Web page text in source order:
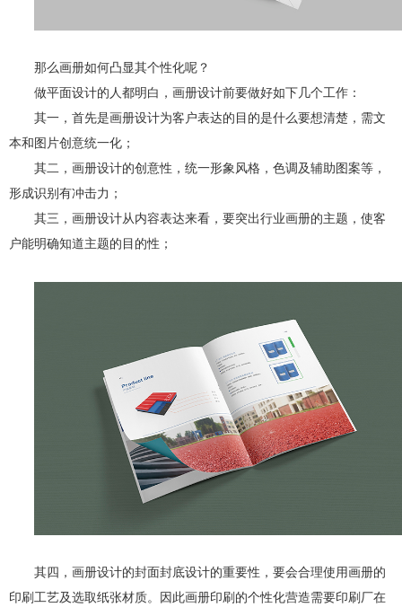
那么画册如何凸显其个性化呢？
做平面设计的人都明白，画册设计前要做好如下几个工作：
其一，首先是画册设计为客户表达的目的是什么要想清楚，需文
本和图片创意统一化；
其二，画册设计的创意性，统一形象风格，色调及辅助图案等，
形成识别有冲击力；
其三，画册设计从内容表达来看，要突出行业画册的主题，使客
户能明确知道主题的目的性；
其四，画册设计的封面封底设计的重要性，要会合理使用画册的
印刷工艺及选取纸张材质。因此画册印刷的个性化营造需要印刷厂在